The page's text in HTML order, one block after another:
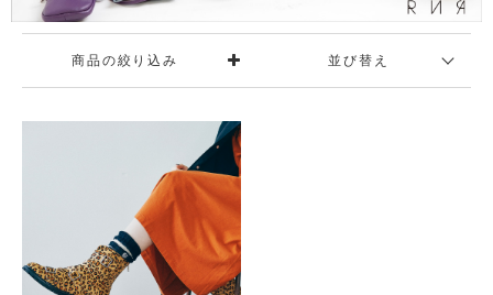
商品の絞り込み 並び替え